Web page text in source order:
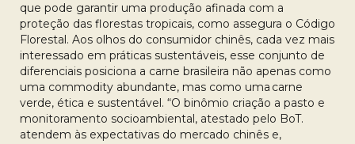
que pode garantir uma produção afinada com a
proteção das florestas tropicais, como assegura o Código
Florestal. Aos olhos do consumidor chinês, cada vez mais
interessado em práticas sustentáveis, esse conjunto de
diferenciais posiciona a carne brasileira não apenas como
uma commodity abundante, mas como uma carne
verde, ética e sustentável. “O binômio criação a pasto e
monitoramento socioambiental, atestado pelo BoT.
atendem às expectativas do mercado chinês e,